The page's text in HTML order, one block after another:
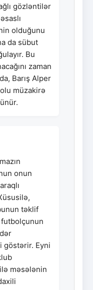
gözləntilər
olduğunu
da sübut
Bu
zaman
Barış Alper
müzakirə
onun
təklif
göstərir. Eyni
məsələnin